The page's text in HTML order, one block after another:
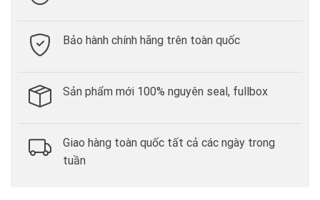
Bảo hành chính hãng trên toàn quốc
Sản phẩm mới 100% nguyên seal, fullbox
Giao hàng toàn quốc tất cả các ngày trong
tuần